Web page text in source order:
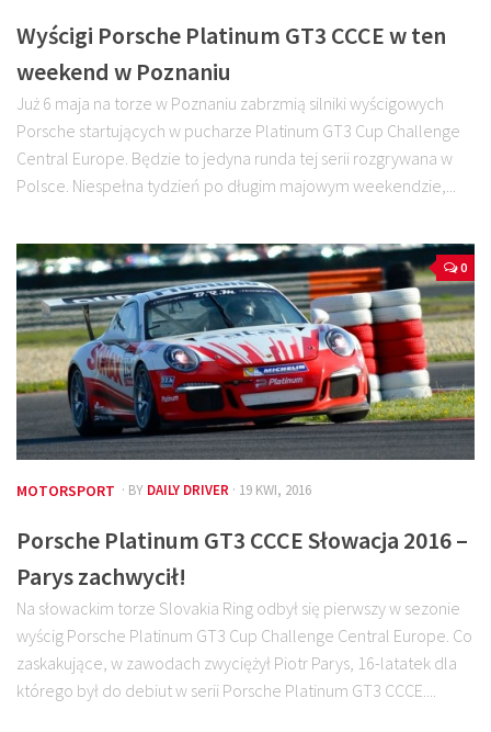
Wyścigi Porsche Platinum GT3 CCCE w ten
weekend w Poznaniu
Już 6 maja na torze w Poznaniu zabrzmią silniki wyścigowych
Porsche startujących w pucharze Platinum GT3 Cup Challenge
Central Europe. Będzie to jedyna runda tej serii rozgrywana w
Polsce. Niespełna tydzień po długim majowym weekendzie,...
0
MOTORSPORT · BY DAILY DRIVER · 19 KWI, 2016
Porsche Platinum GT3 CCCE Słowacja 2016 –
Parys zachwycił!
Na słowackim torze Slovakia Ring odbył się pierwszy w sezonie
wyścig Porsche Platinum GT3 Cup Challenge Central Europe. Co
zaskakujące, w zawodach zwyciężył Piotr Parys, 16-latatek dla
którego był do debiut w serii Porsche Platinum GT3 CCCE....